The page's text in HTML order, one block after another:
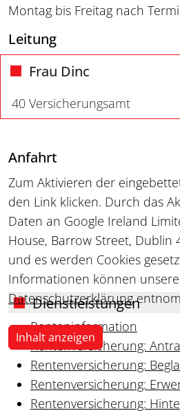
Montag bis Freitag nach
Leitung
Frau Dinc
40 Versicherungsamt
Anfahrt
Zum Aktivieren der
den Link klicken. Durch das
Daten an Google Ireland
House, Barrow Street,
und es werden Cookies
Informationen können
Datenschutzerklärung
Inhalt anzeigen
Dienstleistungen
Renteninformation
Rentenversicherung:
Rentenversicherung:
Rentenversicherung:
Rentenversicherung: